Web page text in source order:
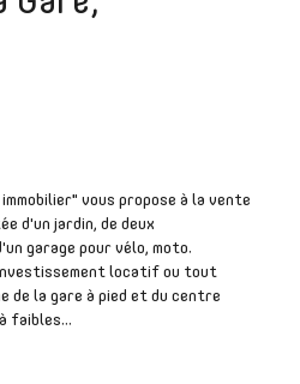
vous propose à la vente
d'un jardin, de deux
garage pour vélo, moto.
investissement locatif ou tout
de la gare à pied et du centre
faibles...